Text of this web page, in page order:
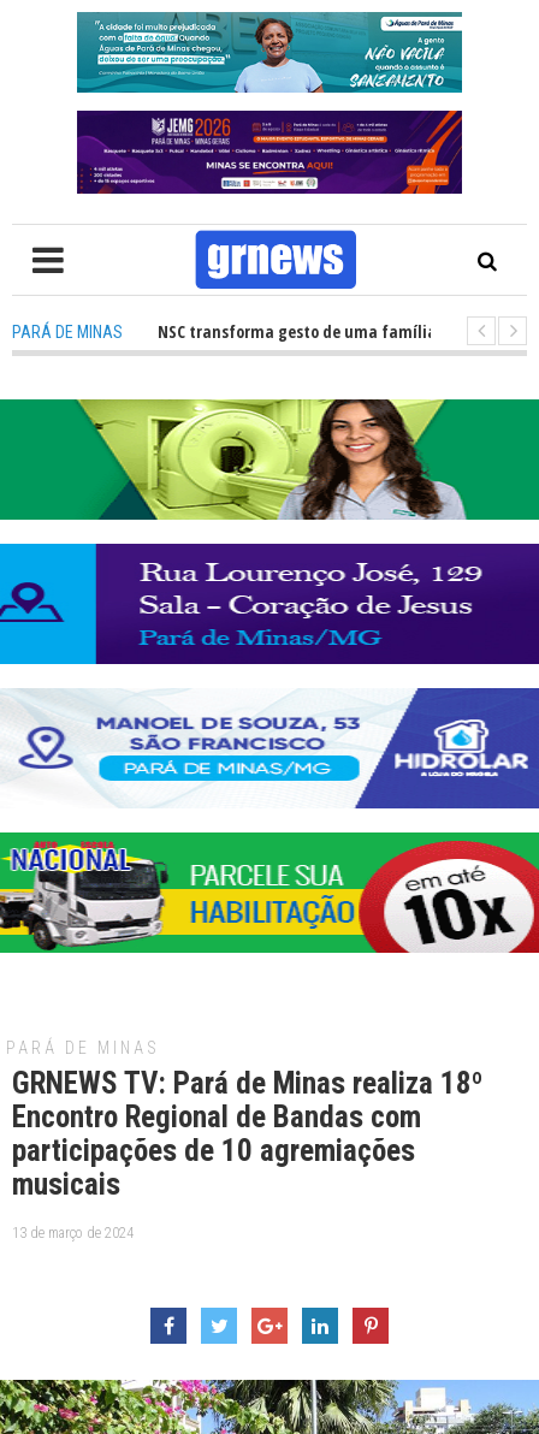
PARÁ DE MINAS
de órgãos no HNSC transforma gesto de uma família em esperança
PARÁ DE MINAS
GRNEWS TV: Pará de Minas realiza 18º
Encontro Regional de Bandas com
participações de 10 agremiações
musicais
13 de março de 2024